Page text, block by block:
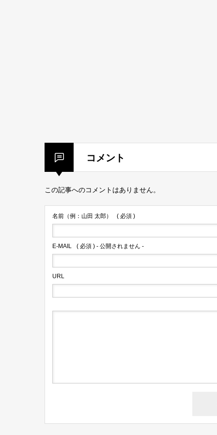
コメント
この記事へのコメントはありません。
名前（例：山田 太郎） ( 必須 )
E-MAIL ( 必須 ) - 公開されません -
URL